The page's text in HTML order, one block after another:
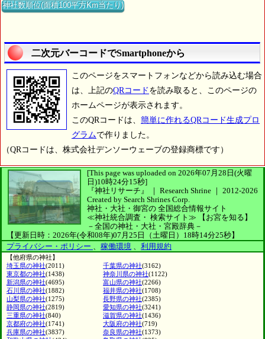
神社数順位(面積100平方Km当たり)
二次元バーコードでSmartphoneから
このページをスマートフォンなどから読み込む場合
は、上記のQRコード を読み取ると、このページの
ホームページが表示されます。
このQRコードは、 簡単に作れるQRコード生成プロ
グラムで作りました。
（QRコードは、株式会社デンソーウェーブの登録商標です）
[This page was uploaded on 2026年07月28日(火曜
日)10時24分15秒]
『神社リサーチ』 ｜ Research Shrine ｜ 2012-2026
Created by Search Shrines Corp.
神社・大社・御宮の 全国総合情報サイト
≪神社統合調査・ 検索サイト≫
【お宮を知る】
－全国の神社・大社・宮殿辞典－
【更新日時：2026年(令和08年)07月25日（土曜日）18時14分25秒】
プライバシー・ポリシー 、 稼働環境 、 利用規約
【他府県の神社】
埼玉県の神社(2011) 千葉県の神社(3162)
東京都の神社(1438) 神奈川県の神社(1122)
新潟県の神社(4695) 富山県の神社(2266)
石川県の神社(1882) 福井県の神社(1708)
山梨県の神社(1275) 長野県の神社(2385)
静岡県の神社(2819) 愛知県の神社(3241)
三重県の神社(840) 滋賀県の神社(1436)
京都府の神社(1741) 大阪府の神社(719)
兵庫県の神社(3837) 奈良県の神社(1373)